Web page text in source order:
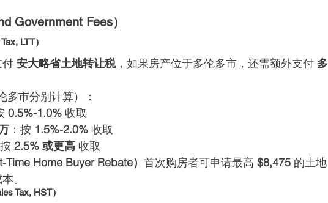
Government Fees）
LTT）
付 安大略省土地转让税，如果房产位于多伦多市，还需额外支付 多
多市分别计算）：
0.5%-1.0% 收取
：按 1.5%-2.0% 收取
2.5% 或更高 收取
Home Buyer Rebate） 首次购房者可申请最高 $8,475 的土地
。
Tax, HST）